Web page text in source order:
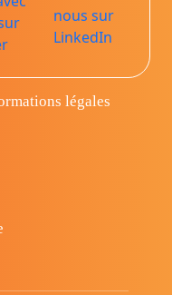
légales